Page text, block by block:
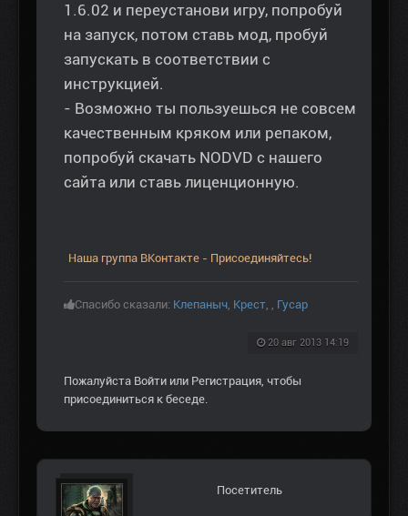
1.6.02 и переустанови игру, попробуй
на запуск, потом ставь мод, пробуй
запускать в соответствии с
инструкцией.
- Возможно ты пользуешься не совсем
качественным кряком или репаком,
попробуй скачать NODVD с нашего
сайта или ставь лиценционную.
Наша группа ВКонтакте - Присоединяйтесь!
Спасибо сказали: Клепаныч, Крест, , Гусар
20 авг 2013 14:19
Пожалуйста Войти или Регистрация, чтобы
присоединиться к беседе.
Посетитель